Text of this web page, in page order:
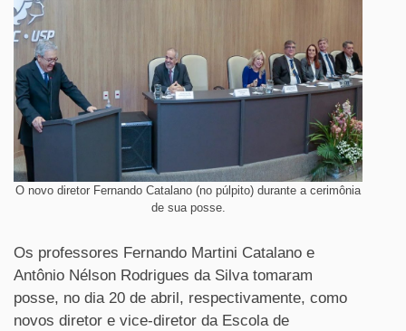
O novo diretor Fernando Catalano (no púlpito) durante a cerimônia
de sua posse.
Os professores Fernando Martini Catalano e
Antônio Nélson Rodrigues da Silva tomaram
posse, no dia 20 de abril, respectivamente, como
novos diretor e vice-diretor da Escola de